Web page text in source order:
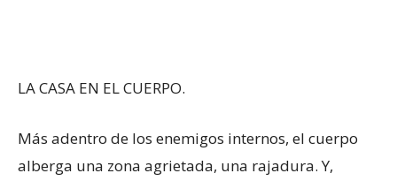
LA CASA EN EL CUERPO.
Más adentro de los enemigos internos, el cuerpo
alberga una zona agrietada, una rajadura. Y,